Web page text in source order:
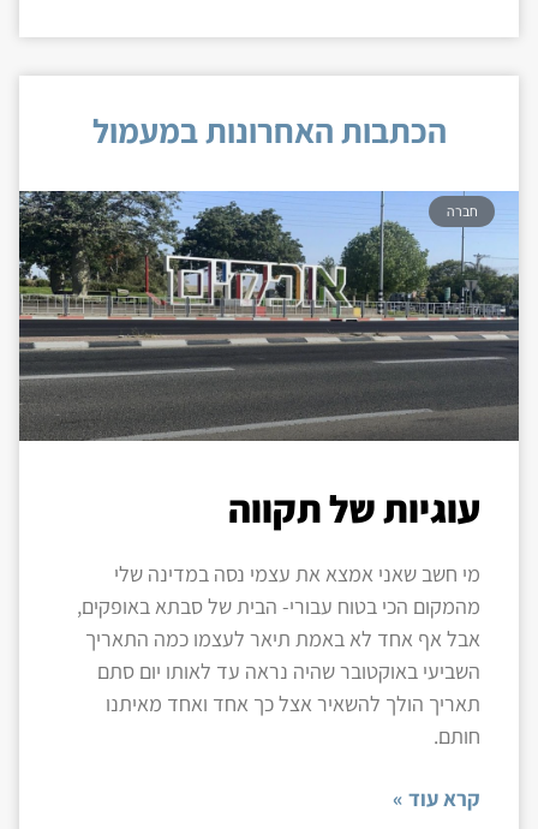
הכתבות האחרונות במעמול
חברה
עוגיות של תקווה
מי חשב שאני אמצא את עצמי נסה במדינה שלי
מהמקום הכי בטוח עבורי- הבית של סבתא באופקים,
אבל אף אחד לא באמת תיאר לעצמו כמה התאריך
השביעי באוקטובר שהיה נראה עד לאותו יום סתם
תאריך הולך להשאיר אצל כך אחד ואחד מאיתנו
חותם.
קרא עוד »